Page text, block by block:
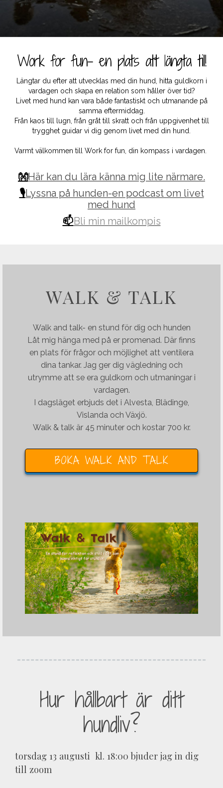
Work for fun- en plats att längta till!
Längtar du efter att utvecklas med din hund, hitta guldkorn i
vardagen och skapa en relation som håller över tid?
Livet med hund kan vara både fantastiskt och utmanande på
samma eftermiddag.
Från kaos till lugn, från gråt till skratt och från uppgivenhet till
trygghet guidar vi dig genom livet med din hund.
Varmt välkommen till Work for fun, din kompass i vardagen.
👐Här kan du lära känna mig lite närmare.
🎙️Lyssna på hunden-en podcast om livet
med hund
📫Bli min mailkompis
WALK & TALK
Walk and talk- en stund för dig och hunden
Låt mig hänga med på er promenad. Där finns
en plats för frågor och möjlighet att ventilera
dina tankar. Jag ger dig vägledning och
utrymme att se era guldkorn och utmaningar i
vardagen.
I dagsläget erbjuds det i Alvesta, Blädinge,
Vislanda och Växjö.
Walk & talk är 45 minuter och kostar 700 kr.
BOKA WALK AND TALK
Hur hållbart är ditt
hundliv?
torsdag 13 augusti kl. 18:00 bjuder jag in dig
till zoom